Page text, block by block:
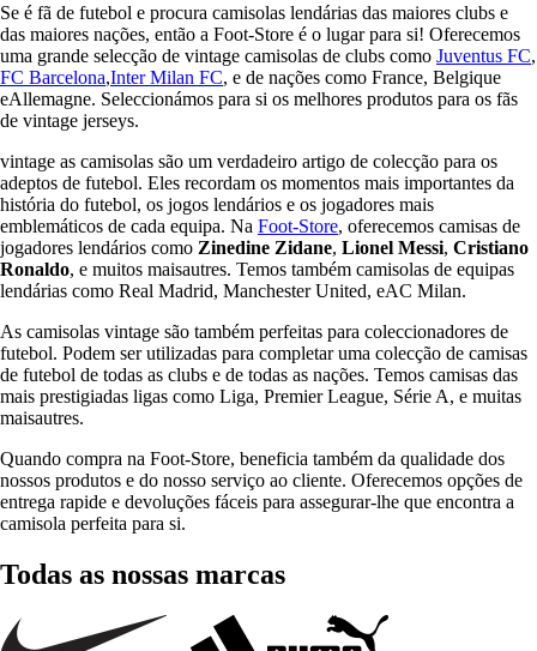
Se é fã de futebol e procura camisolas lendárias das maiores clubs e
das maiores nações, então a Foot-Store é o lugar para si! Oferecemos
uma grande selecção de vintage camisolas de clubs como Juventus FC,
FC Barcelona,Inter Milan FC, e de nações como France, Belgique
eAllemagne. Seleccionámos para si os melhores produtos para os fãs
de vintage jerseys.
vintage as camisolas são um verdadeiro artigo de colecção para os
adeptos de futebol. Eles recordam os momentos mais importantes da
história do futebol, os jogos lendários e os jogadores mais
emblemáticos de cada equipa. Na Foot-Store, oferecemos camisas de
jogadores lendários como Zinedine Zidane, Lionel Messi, Cristiano
Ronaldo, e muitos maisautres. Temos também camisolas de equipas
lendárias como Real Madrid, Manchester United, eAC Milan.
As camisolas vintage são também perfeitas para coleccionadores de
futebol. Podem ser utilizadas para completar uma colecção de camisas
de futebol de todas as clubs e de todas as nações. Temos camisas das
mais prestigiadas ligas como Liga, Premier League, Série A, e muitas
maisautres.
Quando compra na Foot-Store, beneficia também da qualidade dos
nossos produtos e do nosso serviço ao cliente. Oferecemos opções de
entrega rapide e devoluções fáceis para assegurar-lhe que encontra a
camisola perfeita para si.
Todas as nossas marcas